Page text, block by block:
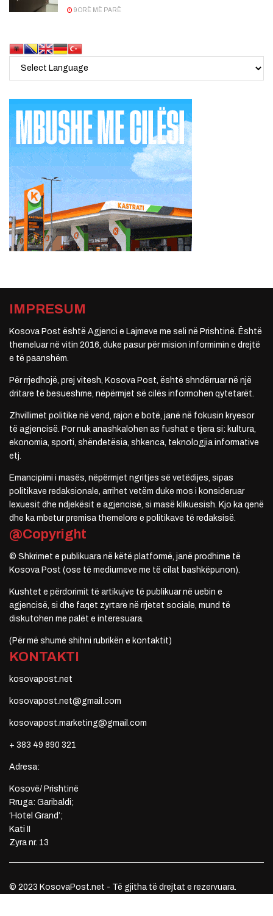
9 ORË MË PARË
IMPRESUM
Kosova Post është Agjenci e Lajmeve me seli në Prishtinë. Është
themeluar në vitin 2016, duke pasur për mision informimin e drejtë
e të paanshëm.
Për rrjedhojë, prej vitesh, Kosova Post, është shndërruar në një
dritare të besueshme, nëpërmjet së cilës informohen qytetarët.
Zhvillimet politike në vend, rajon e botë, janë në fokusin kryesor
të agjencisë. Por nuk anashkalohen as fushat e tjera si: kultura,
ekonomia, sporti, shëndetësia, shkenca, teknologjia informative
etj.
Emancipimi i masës, nëpërmjet ngritjes së vetëdijes, sipas
politikave redaksionale, arrihet vetëm duke mos i konsideruar
lexuesit dhe ndjekësit e agjencisë, si masë klikuesish. Kjo ka qenë
dhe ka mbetur premisa themelore e politikave të redaksisë.
@Copyright
© Shkrimet e publikuara në këtë platformë, janë prodhime të
Kosova Post (ose të mediumeve me të cilat bashkëpunon).
Kushtet e përdorimit të artikujve të publikuar në uebin e
agjencisë, si dhe faqet zyrtare në rrjetet sociale, mund të
diskutohen me palët e interesuara.
(Për më shumë shihni rubrikën e kontaktit)
KONTAKTI
kosovapost.net
kosovapost.net@gmail.com
kosovapost.marketing@gmail.com
+ 383 49 890 321
Adresa:
Kosovë/ Prishtinë
Rruga: Garibaldi;
‘Hotel Grand’;
Kati II
Zyra nr. 13
© 2023 KosovaPost.net - Të gjitha të drejtat e rezervuara.